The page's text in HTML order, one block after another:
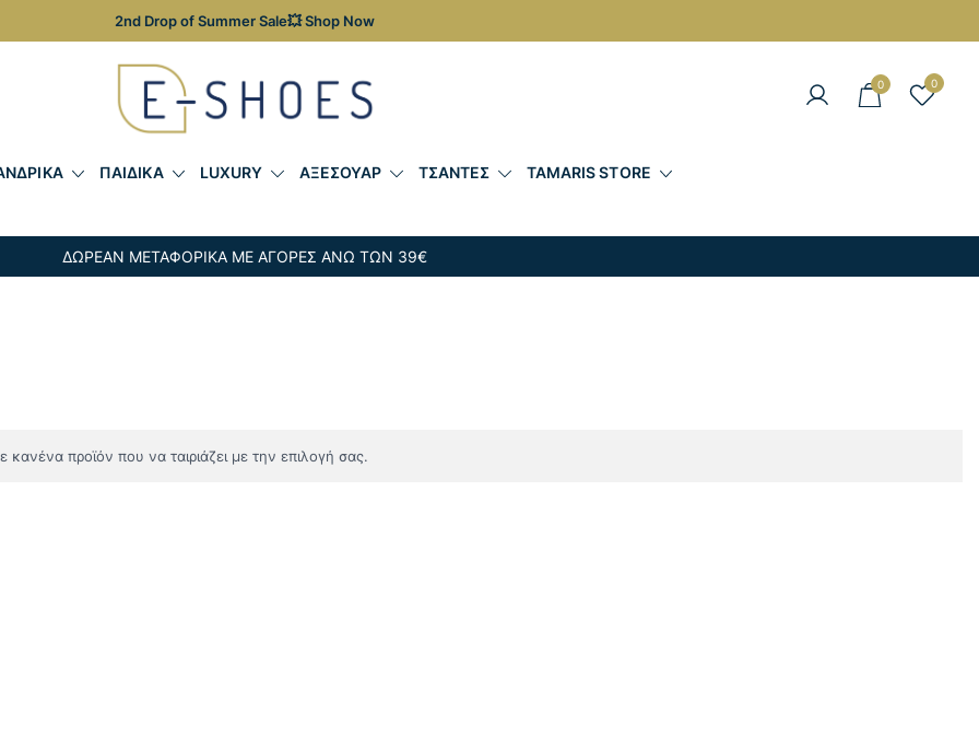
2nd Drop of Summer Sale💥 Shop Now
E-shoes
0 0
ΠΑΙΔΙΚΑ LUXURY ΑΞΕΣΟΥΑΡ ΤΣΑΝΤΕΣ TAMARIS STORE
ΔΩΡΕΑΝ ΜΕΤΑΦΟΡΙΚΑ ΜΕ ΑΓΟΡΕΣ ΑΝΩ ΤΩΝ 39€
κανένα προϊόν που να ταιριάζει με την επιλογή σας.